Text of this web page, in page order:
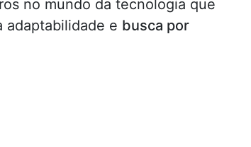
no mundo da tecnologia que
adaptabilidade e busca por